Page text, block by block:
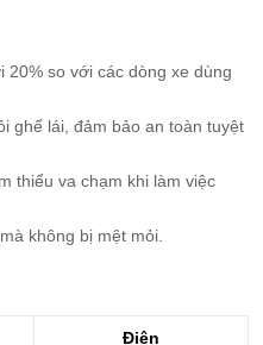
20% so với các dòng xe dùng
ghế lái, đảm bảo an toàn tuyệt
thiểu va chạm khi làm việc
không bị mệt mỏi.
Điện